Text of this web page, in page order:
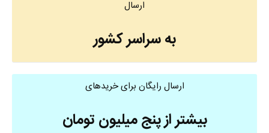
ارسال
به سراسر کشور
ارسال رایگان برای خریدهای
بیشتر از پنج میلیون تومان